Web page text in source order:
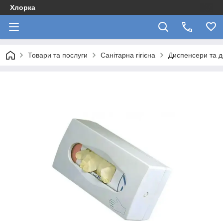
Хлорка
Товари та послуги Санітарна гігієна Диспенсери та